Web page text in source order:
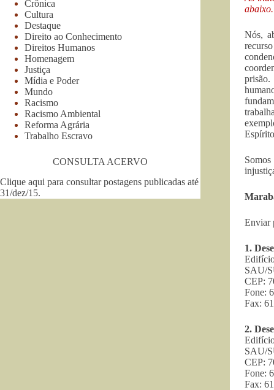
Nós,
Enviar
1.
SAU/
CEP:
Fone:
Fax:
2.
SAU/
CEP:
Fone:
Fax:
Crônica
Cultura
Destaque
Direito ao Conhecimento
Direitos Humanos
Homenagem
Justiça
Mídia e Poder
Mundo
Racismo
Racismo Ambiental
Reforma Agrária
Trabalho Escravo
CONSULTA ACERVO
Clique aqui para consultar postagens publicadas até
31/dez/15.